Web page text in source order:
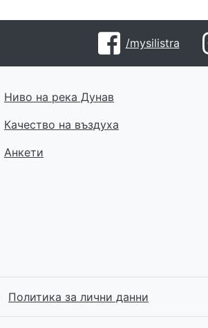
/mysilistra
Ниво на река Дунав
Качество на въздуха
Анкети
Политика за лични данни